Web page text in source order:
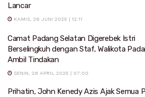
Lancar
KAMIS, 26 JUNI 2025 | 12:11
Camat Padang Selatan Digerebek Istri
Berselingkuh dengan Staf, Walikota
Ambil Tindakan
SENIN, 28 APRIL 2025 | 07:00
Prihatin, John Kenedy Azis Ajak Semua